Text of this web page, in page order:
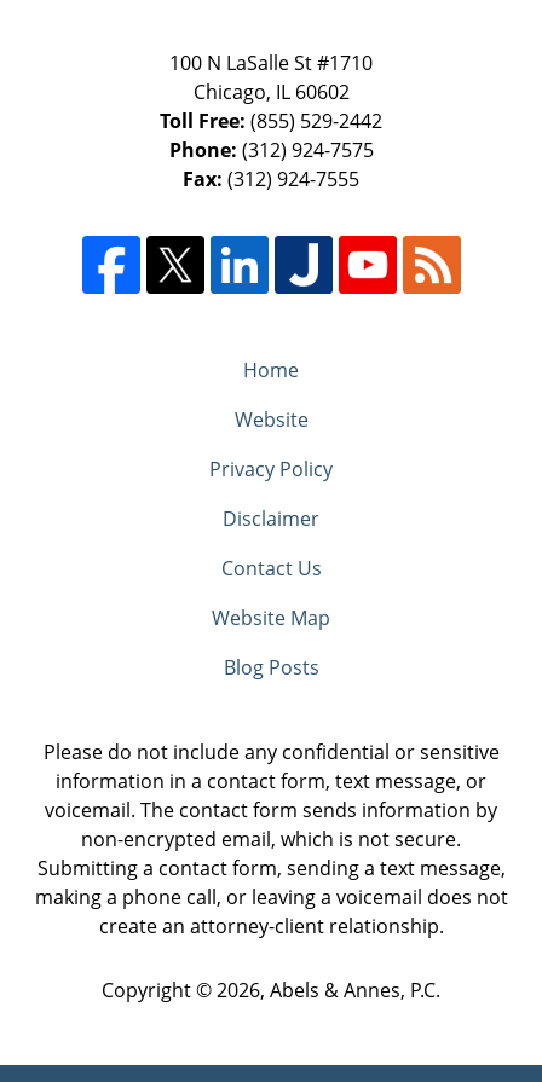
100 N LaSalle St #1710
Chicago, IL 60602
Toll Free: (855) 529-2442
Phone: (312) 924-7575
Fax: (312) 924-7555
Home
Website
Privacy Policy
Disclaimer
Contact Us
Website Map
Blog Posts
Please do not include any confidential or sensitive
information in a contact form, text message, or
voicemail. The contact form sends information by
non-encrypted email, which is not secure.
Submitting a contact form, sending a text message,
making a phone call, or leaving a voicemail does not
create an attorney-client relationship.
Copyright ©2026, Abels & Annes, P.C.